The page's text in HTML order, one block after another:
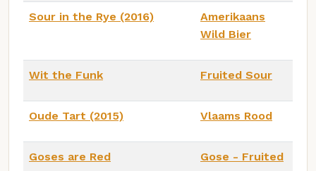
Sour in the Rye (2016)
Amerikaans
Wild Bier
Wit the Funk Fruited Sour
Oude Tart (2015) Vlaams Rood
Goses are Red Gose - Fruited